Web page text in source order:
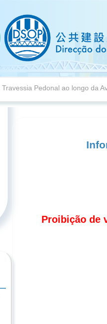
Travessia Pedonal ao longo da
Proibição de